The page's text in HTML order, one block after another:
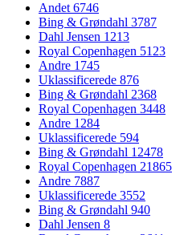
Andet6746
Bing & Grøndahl 3787
Dahl Jensen 1213
Royal Copenhagen 5123
Andre 1745
Uklassificerede 876
Bing & Grøndahl 2368
Royal Copenhagen 3448
Andre 1284
Uklassificerede 594
Bing & Grøndahl 12478
Royal Copenhagen 21865
Andre 7887
Uklassificerede 3552
Bing & Grøndahl 940
Dahl Jensen 8